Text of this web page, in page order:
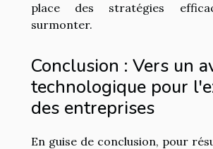
place des stratégies
surmonter.
Conclusion : Vers un
technologique pour
des entreprises
En guise de conclusion, pour